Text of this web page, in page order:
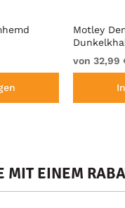
Motley
von 32,99
EINEM